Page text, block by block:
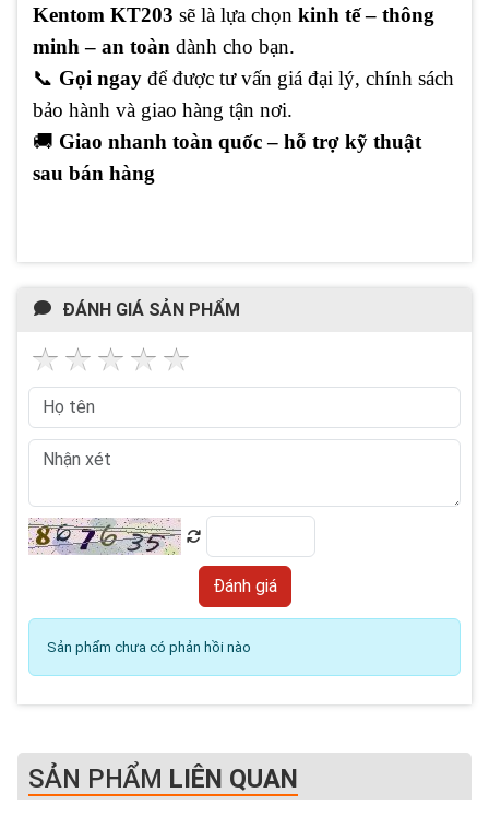
Kentom KT203 sẽ là lựa chọn kinh tế – thông
minh – an toàn dành cho bạn.
📞 Gọi ngay để được tư vấn giá đại lý, chính sách
bảo hành và giao hàng tận nơi.
🚚 Giao nhanh toàn quốc – hỗ trợ kỹ thuật
sau bán hàng
ĐÁNH GIÁ SẢN PHẨM
Sản phẩm chưa có phản hồi nào
SẢN PHẨM LIÊN QUAN